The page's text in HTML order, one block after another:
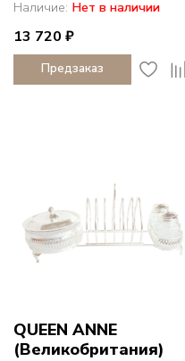
Наличие: Нет в наличии
13 720 ₽
Предзаказ
QUEEN ANNE
(Великобритания)